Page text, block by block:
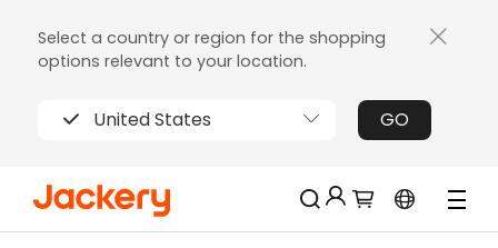
Select a country or region for the shopping
options relevant to your location.
United States GO